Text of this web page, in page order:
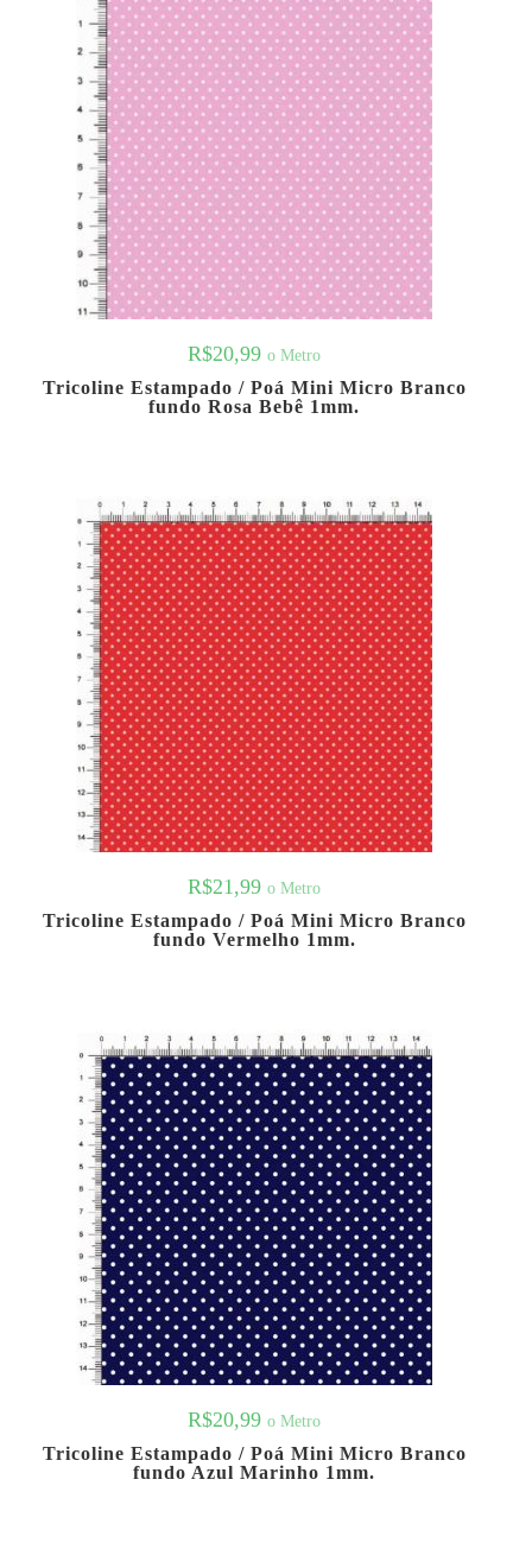
R$20,99 o Metro
Tricoline Estampado / Poá Mini Micro Branco
fundo Rosa Bebê 1mm.
R$21,99 o Metro
Tricoline Estampado / Poá Mini Micro Branco
fundo Vermelho 1mm.
R$20,99 o Metro
Tricoline Estampado / Poá Mini Micro Branco
fundo Azul Marinho 1mm.